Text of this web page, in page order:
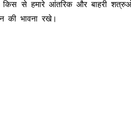
किस से हमारे आंतरिक और बाहरी
की भावना रखे।